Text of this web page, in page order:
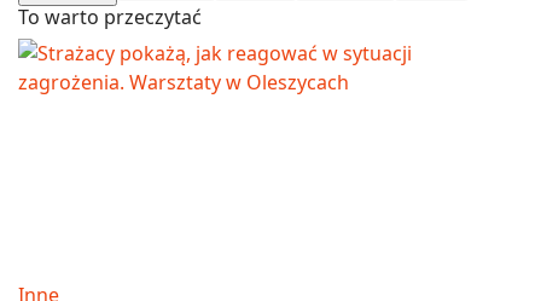
To warto przeczytać
Inne